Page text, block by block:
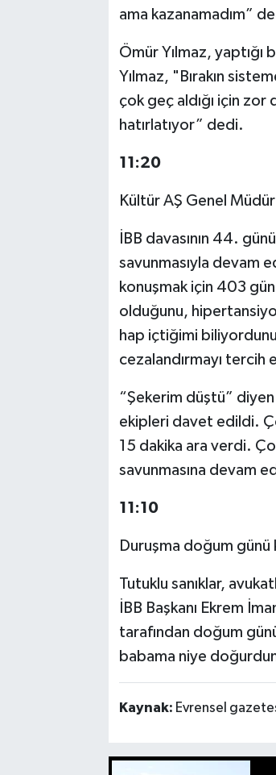
ama kazanamadım”
Ömür Yılmaz, yaptığı
Yılmaz, "Bırakın
çok geç aldığı için
hatırlatıyor” dedi.
11:20
Kültür AŞ Genel Müdür
İBB davasının 44.
savunmasıyla devam
konuşmak için 403
olduğunu,
hap içtiğimi
cezalandırmayı tercih
“Şekerim düştü”
ekipleri davet edildi.
15 dakika ara verdi.
savunmasına devam
11:10
Duruşma doğum günü
Tutuklu sanıklar,
İBB Başkanı Ekrem
tarafından doğum
babama niye
Kaynak: Evrensel